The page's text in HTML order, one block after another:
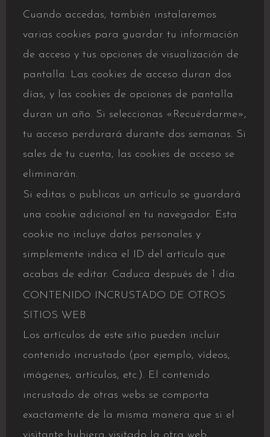
Cuando accedas, también instalaremos
varias cookies para guardar tu información
de acceso y tus opciones de visualización de
pantalla. Las cookies de acceso duran dos
días, y las cookies de opciones de pantalla
duran un año. Si seleccionas «Recuérdarme»,
tu acceso perdurará durante dos semanas. Si
sales de tu cuenta, las cookies de acceso se
eliminarán.
Si editas o publicas un artículo se guardará
una cookie adicional en tu navegador. Esta
cookie no incluye datos personales y
simplemente indica el ID del artículo que
acabas de editar. Caduca después de 1 día.
CONTENIDO INCRUSTADO DE OTROS
SITIOS WEB
Los artículos de este sitio pueden incluir
contenido incrustado (por ejemplo, vídeos,
imágenes, artículos, etc.). El contenido
incrustado de otras webs se comporta
exactamente de la misma manera que si el